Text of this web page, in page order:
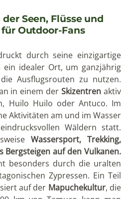
Seen, Flüsse und
Outdoor-Fans
durch seine einzigartige
ein idealer Ort, um ganzjährig
Ausflugsrouten zu nutzen.
in einem derSkizentren aktiv
Huilo Huilo oder Antuco. Im
Aktivitäten am und im Wasser
Wäldern statt.
Wassersport, Trekking,
Bergsteigen auf den Vulkanen.
besonders durch die uralten
Zypressen. Ein Teil
auf der Mapuchekultur, die